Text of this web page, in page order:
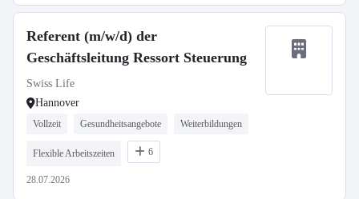
Referent (m/w/d) der
Geschäftsleitung Ressort Steuerung
Swiss Life
Hannover
Vollzeit Gesundheitsangebote Weiterbildungen
Flexible Arbeitszeiten 6
28.07.2026